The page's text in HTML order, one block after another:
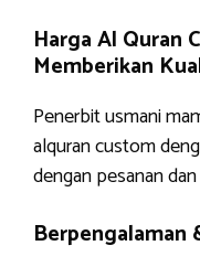
Harga Al Quran
Memberikan
Penerbit usmani
alquran custom
dengan pesanan
Berpengalaman